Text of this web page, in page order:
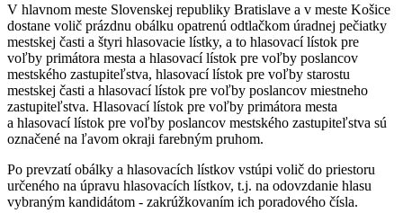
V hlavnom meste Slovenskej republiky Bratislave a v meste Košice
dostane volič prázdnu obálku opatrenú odtlačkom úradnej pečiatky
mestskej časti a štyri hlasovacie lístky, a to hlasovací lístok pre
voľby primátora mesta a hlasovací lístok pre voľby poslancov
mestského zastupiteľstva, hlasovací lístok pre voľby starostu
mestskej časti a hlasovací lístok pre voľby poslancov miestneho
zastupiteľstva. Hlasovací lístok pre voľby primátora mesta
a hlasovací lístok pre voľby poslancov mestského zastupiteľstva sú
označené na ľavom okraji farebným pruhom.
Po prevzatí obálky a hlasovacích lístkov vstúpi volič do priestoru
určeného na úpravu hlasovacích lístkov, t.j. na odovzdanie hlasu
vybraným kandidátom - zakrúžkovaním ich poradového čísla.